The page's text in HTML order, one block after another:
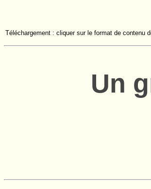
Téléchargement : cliquer sur le format de contenu
Un